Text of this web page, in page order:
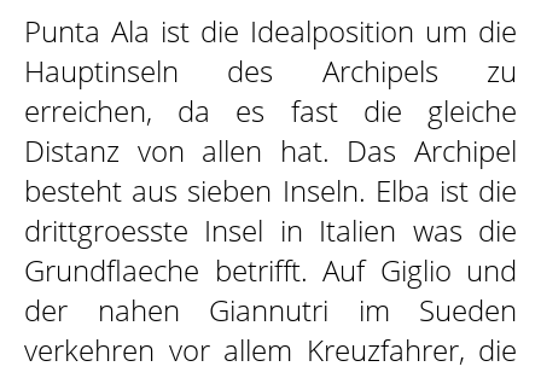
Punta Ala ist die Idealposition um die
Hauptinseln des Archipels zu
erreichen, da es fast die gleiche
Distanz von allen hat. Das Archipel
besteht aus sieben Inseln. Elba ist die
drittgroesste Insel in Italien was die
Grundflaeche betrifft. Auf Giglio und
der nahen Giannutri im Sueden
verkehren vor allem Kreuzfahrer, die